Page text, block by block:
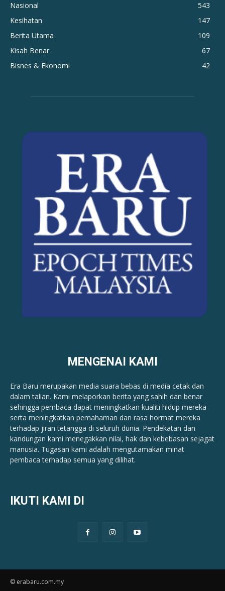
Nasional
543
Kesihatan
147
Berita Utama
109
Kisah Benar
67
Bisnes & Ekonomi
42
MENGENAI KAMI
Era Baru merupakan media suara bebas di media cetak dan
dalam talian. Kami melaporkan berita yang sahih dan benar ​​
sehingga pembaca dapat meningkatkan kualiti hidup mereka
serta meningkatkan pemahaman dan rasa hormat mereka
terhadap jiran tetangga di seluruh dunia. Pendekatan dan
kandungan kami menegakkan nilai, hak dan kebebasan sejagat
manusia. Tugasan kami adalah mengutamakan minat
pembaca terhadap semua yang dilihat.
IKUTI KAMI DI
© erabaru.com.my